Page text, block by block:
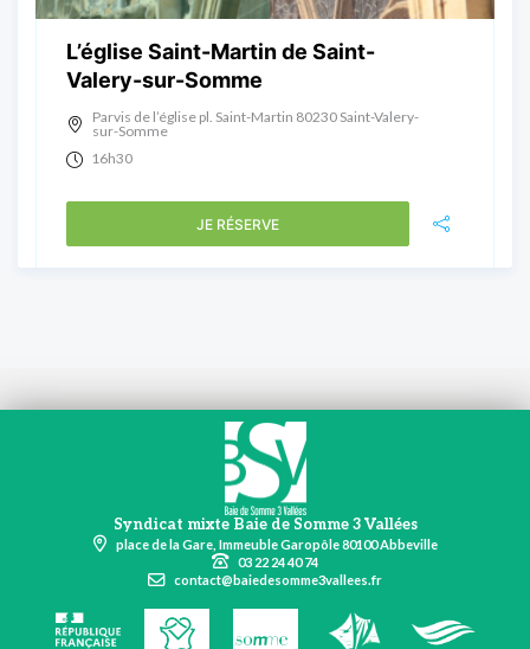
L’église Saint-Martin de Saint-
Valery-sur-Somme
Parvis de l’église pl. Saint-Martin 80230 Saint-Valery-
sur-Somme
16h30
JE RÉSERVE
Syndicat mixte Baie de Somme 3 Vallées
place de la Gare, Immeuble Garopôle 80100 Abbeville
03 22 24 40 74
contact@baiedesomme3vallees.fr